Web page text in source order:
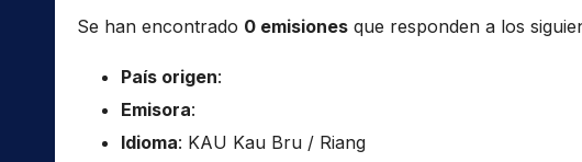
Se han encontrado 0 emisiones que responden a los
País origen:
Emisora:
Idioma: KAU Kau Bru / Riang